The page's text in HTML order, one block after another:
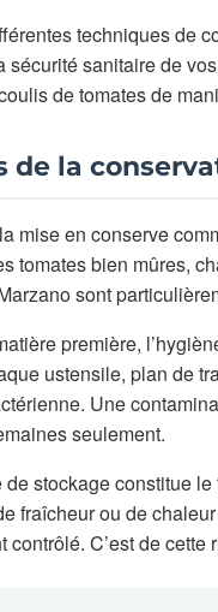
techniques de
sécurité sanitaire de
de tomates de
de la
mise en conserve
tomates bien mûres,
sont
première,
ustensile, plan de
Une
seulement.
de stockage constitue
fraîcheur ou de
contrôlé. C’est de